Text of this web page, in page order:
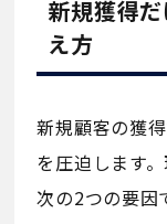
新規獲得
え方
新規顧客の獲
を圧迫します
次の2つの要因